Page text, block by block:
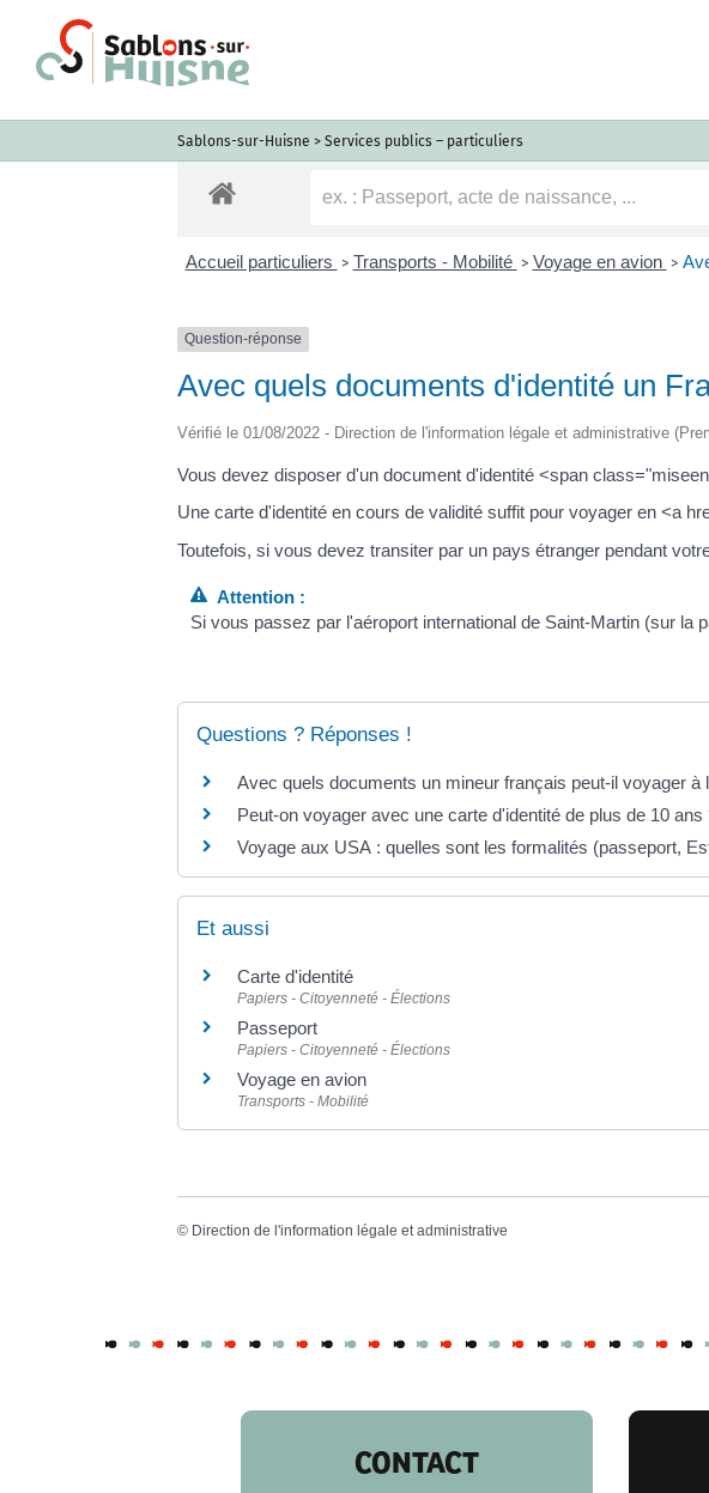
Sablons-sur-Huisne > Services publics – particuliers
Accueil particuliers > Transports - Mobilité > Voyage en avion >
Question-réponse
Avec quels documents d'identité un
Vérifié le 01/08/2022 - Direction de l'information légale et administrative
Vous devez disposer d'un document d'identité <span
Une carte d'identité en cours de validité suffit pour voyager en <a
Toutefois, si vous devez transiter par un pays étranger pendant
Attention :
Si vous passez par l'aéroport international de Saint-Martin (sur la
Questions ? Réponses !
Avec quels documents un mineur français peut-il voyager à
Peut-on voyager avec une carte d'identité de plus de 10 ans
Voyage aux USA : quelles sont les formalités (passeport,
Et aussi
Carte d'identité
Papiers - Citoyenneté - Élections
Passeport
Papiers - Citoyenneté - Élections
Voyage en avion
Transports - Mobilité
© Direction de l'information légale et administrative
CONTACT